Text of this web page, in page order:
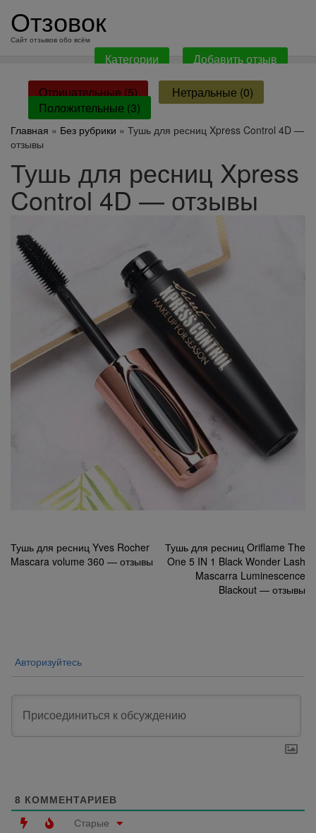
содержанию
Отзовок
Сайт отзывов обо всём
Категории Добавить отзыв
Отрицательные (5)
Нетральные (0)
Положительные (3)
Главная » Без рубрики » Тушь для ресниц Xpress Control 4D —
отзывы
Тушь для ресниц Xpress
Control 4D — отзывы
Навигация
по
Тушь для ресниц Yves Rocher
Mascara volume 360 — отзывы
Тушь для ресниц Oriflame The
One 5 IN 1 Black Wonder Lash
Mascarra Luminescence
Blackout — отзывы
Авторизуйтесь
8 КОММЕНТАРИЕВ
Старые